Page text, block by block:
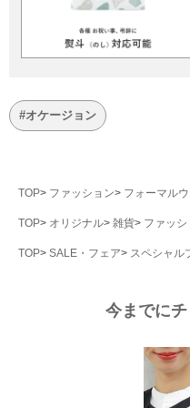
#オケージョン
TOP ファッション フォーマル
TOP オリジナル 雑貨 ファッシ
TOP SALE・フェア スペシャル
今までに